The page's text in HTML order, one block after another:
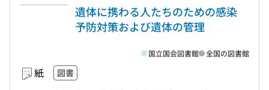
遺体に携わる人たちのための感染
予防対策および遺体の管理
紙 図書
国立国会図書館 全国の図書館